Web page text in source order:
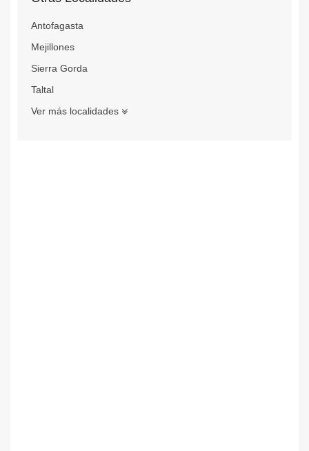
Antofagasta
Mejillones
Sierra Gorda
Taltal
Ver más localidades